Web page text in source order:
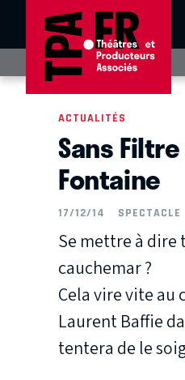
ACTUALITÉS
Sans
Fontaine
17/12/14 SPECTACLE
Se mettre à
cauchemar ?
Cela vire vite
Laurent Baffie
tentera de le